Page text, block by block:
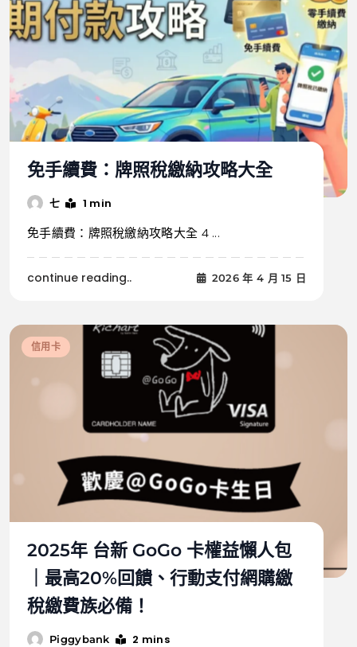
免手續費：牌照稅繳納攻略大全
七 1 min
免手續費：牌照稅繳納攻略大全 4 ...
continue reading.. 2026 年 4 月 15 日
信用卡
2025年 台新 GoGo 卡權益懶人包
｜最高20%回饋、行動支付網購繳
稅繳費族必備！
Piggybank 2 mins